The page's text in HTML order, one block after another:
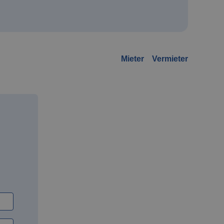
Mieter Vermieter